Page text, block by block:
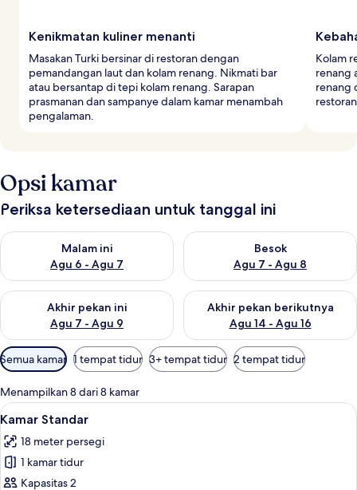
Kenikmatan kuliner menanti
Masakan Turki bersinar di restoran dengan
pemandangan laut dan kolam renang. Nikmati bar
atau bersantap di tepi kolam renang. Sarapan
prasmanan dan sampanye dalam kamar menambah
pengalaman.
Kolam
renang
renang
Opsi kamar
Periksa ketersediaan untuk tanggal ini
Malam ini
Agu 6 - Agu 7
Periksa ketersediaan untuk malam ini Agu 6 - Agu 7
Besok
Agu 7 - Agu 8
Periksa ketersediaan untuk
Akhir pekan ini
Agu 7 - Agu 9
Periksa ketersediaan untuk akhir pekan ini Agu 7 - Agu 9
Akhir pekan berikutnya
Agu 14 - Agu 16
Periksa ketersediaan untuk
Filter
tersedia
untuk
kamar
Semua kamar 1 tempat tidur 3+ tempat tidur 2 tempat tidur
Menampilkan 8 dari 8 kamar
Lihat
semua
foto
untuk
Kamar
Minibar, tirai kedap cahaya, Wi-Fi
8
Kamar Standar
18 meter persegi
1 kamar tidur
Kapasitas 2